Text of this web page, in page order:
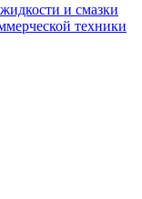
и смазки
техники